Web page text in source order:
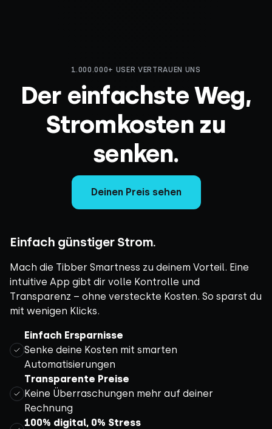
1.000.000+ USER VERTRAUEN UNS
Der einfachste Weg,
Stromkosten zu
senken.
Deinen Preis sehen
Einfach günstiger Strom.
Mach die Tibber Smartness zu deinem Vorteil. Eine
intuitive App gibt dir volle Kontrolle und
Transparenz – ohne versteckte Kosten. So sparst du
mit wenigen Klicks.
Einfach Ersparnisse
Senke deine Kosten mit smarten
Automatisierungen
Transparente Preise
Keine Überraschungen mehr auf deiner
Rechnung
100% digital, 0% Stress